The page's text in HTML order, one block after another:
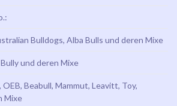
Bulldogs, Alba Bulls und deren Mixe
und deren Mixe
OEB, Beabull, Mammut, Leavitt, Toy,
Mixe